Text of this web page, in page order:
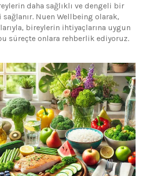
daha sağlıklı ve dengeli bir
Nuen Wellbeing olarak,
bireylerin ihtiyaçlarına uygun
süreçte onlara rehberlik ediyoruz.